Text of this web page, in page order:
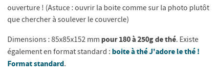
ouverture ! (Astuce : ouvrir la boite comme sur la photo plutôt
que chercher à soulever le couvercle)
Dimensions : 85x85x152 mm pour 180 à 250g de thé. Existe
également en format standard : boite à thé J'adore le thé !
Format standard.